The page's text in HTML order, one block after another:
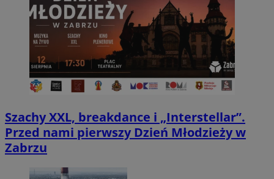
Szachy XXL, breakdance i „Interstellar”.
Przed nami pierwszy Dzień Młodzieży w
Zabrzu